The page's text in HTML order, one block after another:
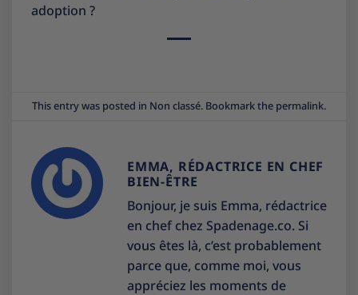
adoption ?
This entry was posted in Non classé. Bookmark the permalink.
EMMA, RÉDACTRICE EN CHEF
BIEN-ÊTRE
Bonjour, je suis Emma, rédactrice
en chef chez Spadenage.co. Si
vous êtes là, c’est probablement
parce que, comme moi, vous
appréciez les moments de